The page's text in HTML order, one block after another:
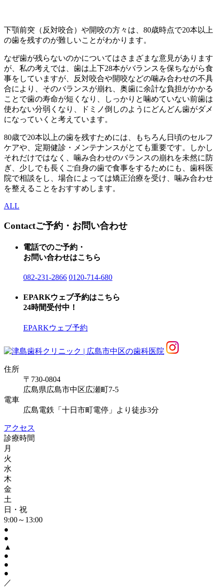
下顎前突（反対咬合）や開咬の方々は、80歳時点で20本以上
の歯を残すのが難しいことがわかります。
なぜ歯が残らないのかについてはさまざまな意見があります
が、私の考えでは、歯は上下28本がバランスを保ちながら食
事をしていますが、反対咬合や開咬などの噛み合わせの不具
合により、そのバランスが崩れ、奥歯に余計な負担がかかる
ことで歯の寿命が短くなり、しっかりと噛めていない前歯は
使わない分弱くなり、ドミノ倒しのようにどんどん歯がダメ
になっていくと考えています。
80歳で20本以上の歯を残すためには、もちろん日頃のセルフ
ケアや、定期健診・メンテナンスがとても重要です。しかし
それだけではなく、噛み合わせのバランスの崩れを未然に防
ぎ、少しでも長くご自身の歯で食事をするためにも、歯科医
院で相談をし、場合によっては矯正治療を受け、噛み合わせ
を整えることをおすすめします。
ALL
Contactご予約・お問い合わせ
電話でのご予約・
お問い合わせはこちら
082-231-2866 0120-714-680
EPARKウェブ予約はこちら
24時間受付中！
EPARKウェブ予約
住所
〒730-0804
広島県広島市中区広瀬町7-5
電車
広島電鉄「十日市町電停」より徒歩3分
アクセス
診療時間
月
火
水
木
金
土
日・祝
9:00～13:00
●
●
▲
●
●
●
／